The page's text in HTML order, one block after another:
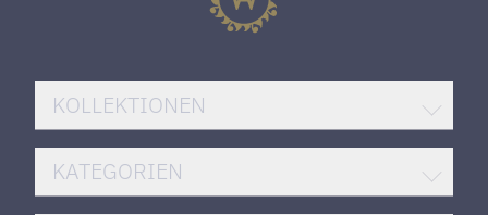
KOLLEKTIONEN
BREITLING SUPEROCEAN
ROLEX DATEJUST
KATEGORIEN